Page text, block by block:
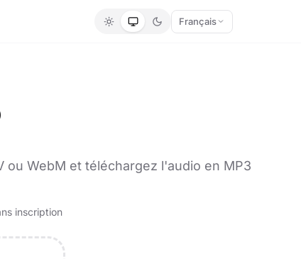
Français
ou WebM et téléchargez l'audio en MP3
inscription